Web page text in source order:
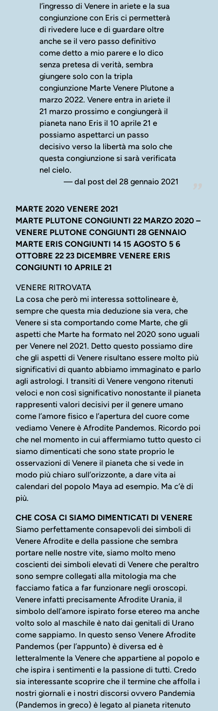
l’ingresso di Venere in ariete e la sua
congiunzione con Eris ci permetterà
di rivedere luce e di guardare oltre
anche se il vero passo definitivo
come detto a mio parere e lo dico
senza pretesa di verità, sembra
giungere solo con la tripla
congiunzione Marte Venere Plutone a
marzo 2022. Venere entra in ariete il
21 marzo prossimo e congiungerà il
pianeta nano Eris il 10 aprile 21 e
possiamo aspettarci un passo
decisivo verso la libertà ma solo che
questa congiunzione si sarà verificata
nel cielo.
dal post del 28 gennaio 2021
MARTE 2020 VENERE 2021
MARTE PLUTONE CONGIUNTI 22 MARZO 2020 –
VENERE PLUTONE CONGIUNTI 28 GENNAIO
MARTE ERIS CONGIUNTI 14 15 AGOSTO 5 6
OTTOBRE 22 23 DICEMBRE VENERE ERIS
CONGIUNTI 10 APRILE 21
VENERE RITROVATA
La cosa che però mi interessa sottolineare è,
sempre che questa mia deduzione sia vera, che
Venere si sta comportando come Marte, che gli
aspetti che Marte ha formato nel 2020 sono uguali
per Venere nel 2021. Detto questo possiamo dire
che gli aspetti di Venere risultano essere molto più
significativi di quanto abbiamo immaginato e parlo
agli astrologi. I transiti di Venere vengono ritenuti
veloci e non così significativo nonostante il pianeta
rappresenti valori decisivi per il genere umano
come l’amore fisico e l’apertura del cuore come
vediamo Venere è Afrodite Pandemos. Ricordo poi
che nel momento in cui affermiamo tutto questo ci
siamo dimenticati che sono state proprio le
osservazioni di Venere il pianeta che si vede in
modo più chiaro sull’orizzonte, a dare vita ai
calendari del popolo Maya ad esempio. Ma c’è di
più.
CHE COSA CI SIAMO DIMENTICATI DI VENERE
Siamo perfettamente consapevoli dei simboli di
Venere Afrodite e della passione che sembra
portare nelle nostre vite, siamo molto meno
coscienti dei simboli elevati di Venere che peraltro
sono sempre collegati alla mitologia ma che
facciamo fatica a far funzionare negli oroscopi.
Venere infatti precisamente Afrodite Urania, il
simbolo dell’amore ispirato forse etereo ma anche
volto solo al maschile è nato dai genitali di Urano
come sappiamo. In questo senso Venere Afrodite
Pandemos (per l’appunto) è diversa ed è
letteralmente la Venere che appartiene al popolo e
che ispira i sentimenti e la passione di tutti. Credo
sia interessante scoprire che il termine che affolla i
nostri giornali e i nostri discorsi ovvero Pandemia
(Pandemos in greco) è legato al pianeta ritenuto